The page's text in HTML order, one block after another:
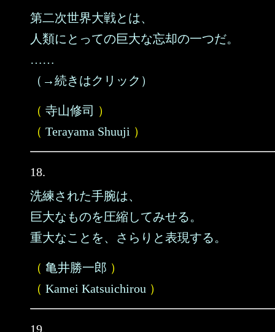
第二次世界大戦とは、
人類にとっての巨大な忘却の一つだ。
……
（→続きはクリック）
（ 寺山修司 ）
（ Terayama Shuuji ）
18.
洗練された手腕は、
巨大なものを圧縮してみせる。
重大なことを、さらりと表現する。
（ 亀井勝一郎 ）
（ Kamei Katsuichirou ）
19.